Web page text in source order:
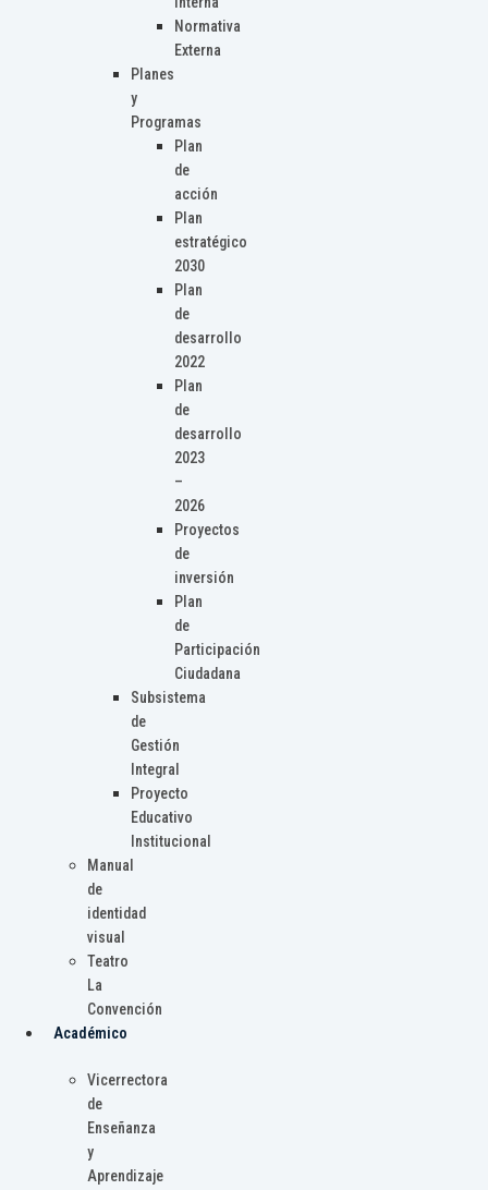
Normativa
Externa
Planes
y
Programas
Plan
de
acción
Plan
estratégico
2030
Plan
de
desarrollo
2022
Plan
de
desarrollo
2023
–
2026
Proyectos
de
inversión
Plan
de
Participación
Ciudadana
Subsistema
de
Gestión
Integral
Proyecto
Educativo
Institucional
Manual
de
identidad
visual
Teatro
La
Convención
Académico
Vicerrectora
de
Enseñanza
y
Aprendizaje